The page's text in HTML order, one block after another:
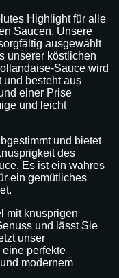
Highlight für alle
Saucen. Unsere
ausgewählt
unserer köstlichen
Sauce wird
und besteht aus
einer Prise
und leicht
und bietet
des
Es ist ein wahres
ein gemütliches
mit knusprigen
und lässt Sie
unser
perfekte
modernem